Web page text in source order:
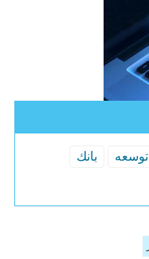
توسعه
بانك